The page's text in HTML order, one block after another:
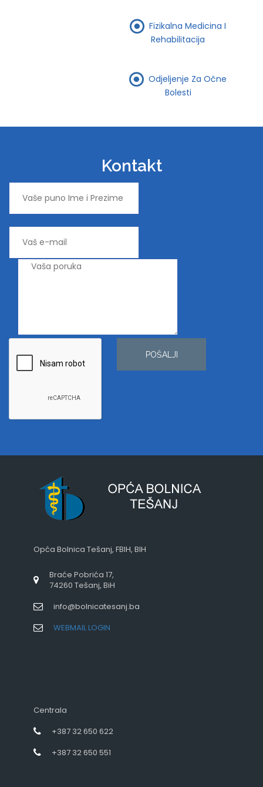
Fizikalna Medicina I
Rehabilitacija
Odjeljenje Za Očne
Bolesti
Kontakt
POŠALJI
Opća Bolnica Tešanj, FBIH, BIH
Braće Pobrića 17,
74260 Tešanj, BiH
info@bolnicatesanj.ba
WEBMAIL LOGIN
Centrala
+387 32 650 622
+387 32 650 551